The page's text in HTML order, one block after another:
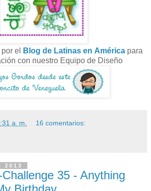
el Blog de Latinas en Américapara
con nuestro Equipo de Diseño
a. m. 16 comentarios:
2013
35 - Anything